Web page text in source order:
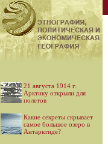
21 августа 1914 г.
Арктику открыли для
полетов
Какие секреты скрывает
самое большое озеро в
Антарктиде?